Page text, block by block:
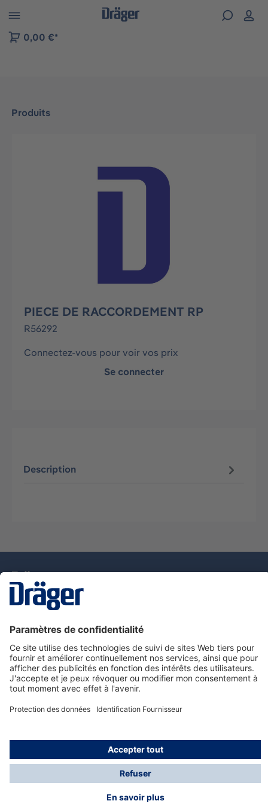
to B2B platform navigation
0,00 €*
Produits
Ignorer la galerie d'images
PIECE DE RACCORDEMENT RP
R56292
Connectez-vous pour voir vos prix
Se connecter
Description
Nous contacter
Service de e-commande Dräger
Informations sur les produits
© Dräger France SAS, 2024
*Prix hors taxe. Frais de gestion et de livraison standard
offerts; Indépendamment de la valeur ou du volume de